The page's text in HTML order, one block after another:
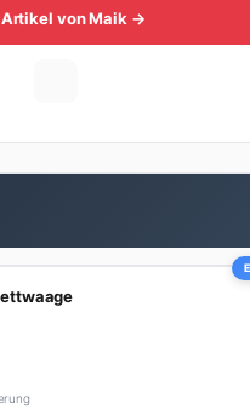
Menschenkenntnis und
unterhaltsam und immer nah
zehnmal halb.
von Maik →